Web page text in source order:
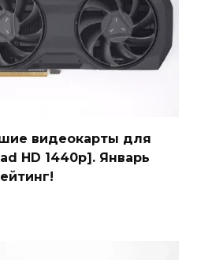
видеокарты для
HD 1440p]. Январь